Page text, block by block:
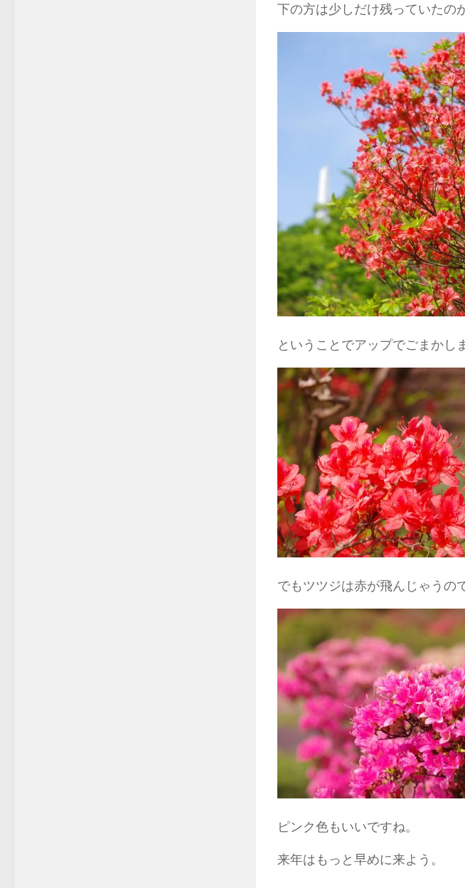
下の方は少しだけ残っていたの
ということでアップでごまかし
でもツツジは赤が飛んじゃうの
ピンク色もいいですね。
来年はもっと早めに来よう。